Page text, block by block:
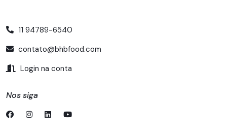
11 94789-6540
contato@bhbfood.com
Login na conta
Nos siga